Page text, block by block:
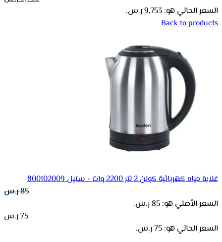
السعر الحالي هو: 9,753 ر.س.
Back to products
غلاية مياه كهربائية كولن 2 لتر 2200 وات - ستيل 800102009
85ر.س
السعر الأصلي هو: 85 ر.س.
75ر.س
السعر الحالي هو: 75 ر.س.